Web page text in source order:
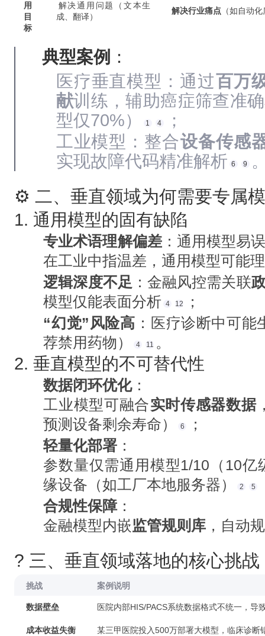
用
目
标
解决通用问题（文本生
成、翻译）
解决行业痛点（如自动化
典型案例 ‌：
医疗垂直模型：通过‌百万
献训练，辅助癌症筛查准
型仅70%）
1 4
；
工业模型：整合‌设备传感
实现故障代码精准解析 6 9
⚙️ 二、垂直领域为何需要专属
1. ‌ 通用模型的固有缺陷
专业术语理解偏差：通用模型易
在工业中指温差，通用模型可能
逻辑深度不足 ‌：金融风控需关联‌
模型仅能表面分析 4 12
；
“幻觉”风险高 ：医疗诊断中可
荐禁用药物）
4 11 。
2. ‌垂直模型的不可替代性
数据闭环优化‌：
工业模型可融合‌实时传感器数据
预测设备剩余寿命）
6
；
轻量化部署 ‌：
参数量仅需通用模型1/10（10亿
缘设备（如工厂本地服务器）
2 5
合规性保障‌：
金融模型内嵌‌监管规则库 ，自动
? 三、垂直领域落地的核心挑战
挑战 案例说明
数据壁垒 医院内部HIS/PACS系统数据格式不统一，导
成本收益失衡 某三甲医院投入500万部署大模型，临床诊断